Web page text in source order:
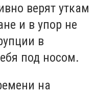
верят уткам
и в упор не
в
под носом.
на